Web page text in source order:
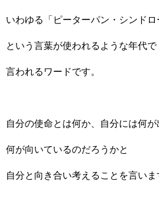
いわゆる「ピーターパン・シンドロ
という言葉が使われるような年代で
言われるワードです。
自分の使命とは何か、自分には何が
何が向いているのだろうかと
自分と向き合い考えることを言いま